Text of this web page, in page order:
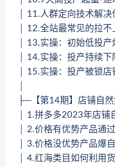
│ 11.人群定向技术解
│ 12.全站最常见的拉
│ 13.实操：初始低投
│ 14.实操：投产持续
│ 15.实操：投产被锁
├─【第14期】店铺自
│ 1.拼多多2023年店铺
│ 2.价格有优势产品通
│ 3.价格没优势产品爆
│ 4.红海类目如何利用